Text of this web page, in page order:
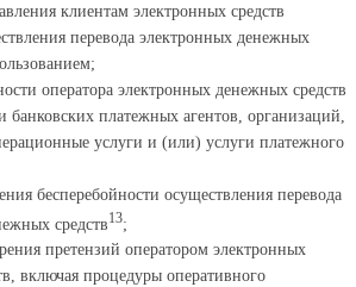
клиентам электронных средств
перевода электронных денежных
оператора электронных денежных средств
банковских платежных агентов, организаций,
услуги и (или) услуги платежного
бесперебойности осуществления перевода
средств13;
претензий оператором электронных
включая процедуры оперативного